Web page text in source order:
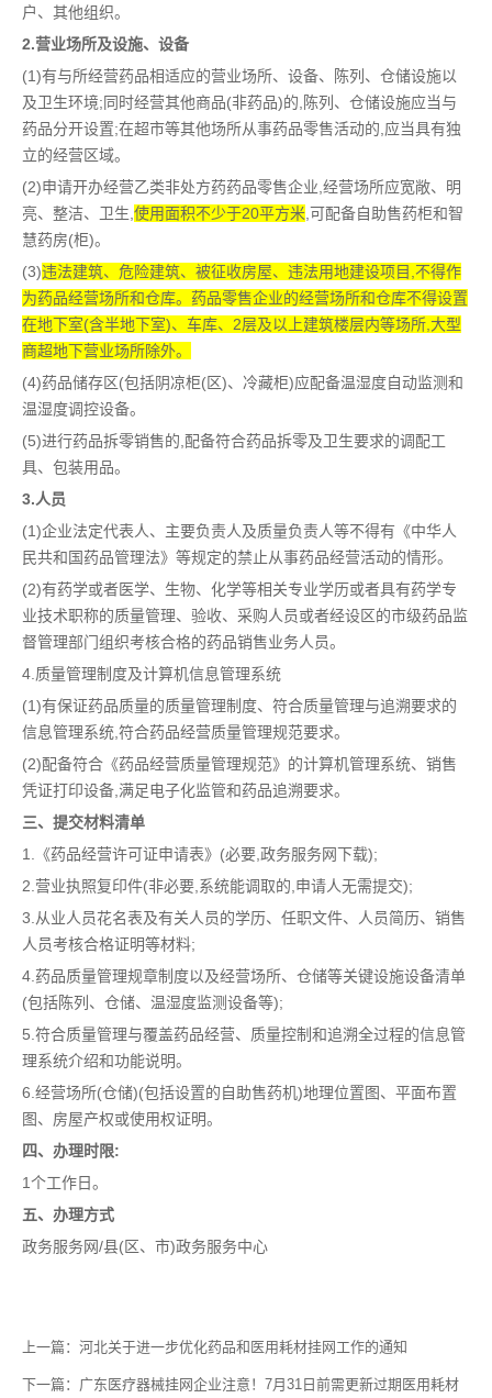
户、其他组织。
2.营业场所及设施、设备
(1)有与所经营药品相适应的营业场所、设备、陈列、仓储设施以
及卫生环境;同时经营其他商品(非药品)的,陈列、仓储设施应当与
药品分开设置;在超市等其他场所从事药品零售活动的,应当具有独
立的经营区域。
(2)申请开办经营乙类非处方药药品零售企业,经营场所应宽敞、明
亮、整洁、卫生,使用面积不少于20平方米,可配备自助售药柜和智
慧药房(柜)。
(3)违法建筑、危险建筑、被征收房屋、违法用地建设项目,不得作
为药品经营场所和仓库。药品零售企业的经营场所和仓库不得设置
在地下室(含半地下室)、车库、2层及以上建筑楼层内等场所,大型
商超地下营业场所除外。
(4)药品储存区(包括阴凉柜(区)、冷藏柜)应配备温湿度自动监测和
温湿度调控设备。
(5)进行药品拆零销售的,配备符合药品拆零及卫生要求的调配工
具、包装用品。
3.人员
(1)企业法定代表人、主要负责人及质量负责人等不得有《中华人
民共和国药品管理法》等规定的禁止从事药品经营活动的情形。
(2)有药学或者医学、生物、化学等相关专业学历或者具有药学专
业技术职称的质量管理、验收、采购人员或者经设区的市级药品监
督管理部门组织考核合格的药品销售业务人员。
4.质量管理制度及计算机信息管理系统
(1)有保证药品质量的质量管理制度、符合质量管理与追溯要求的
信息管理系统,符合药品经营质量管理规范要求。
(2)配备符合《药品经营质量管理规范》的计算机管理系统、销售
凭证打印设备,满足电子化监管和药品追溯要求。
三、提交材料清单
1.《药品经营许可证申请表》(必要,政务服务网下载);
2.营业执照复印件(非必要,系统能调取的,申请人无需提交);
3.从业人员花名表及有关人员的学历、任职文件、人员简历、销售
人员考核合格证明等材料;
4.药品质量管理规章制度以及经营场所、仓储等关键设施设备清单
(包括陈列、仓储、温湿度监测设备等);
5.符合质量管理与覆盖药品经营、质量控制和追溯全过程的信息管
理系统介绍和功能说明。
6.经营场所(仓储)(包括设置的自助售药机)地理位置图、平面布置
图、房屋产权或使用权证明。
四、办理时限:
1个工作日。
五、办理方式
政务服务网/县(区、市)政务服务中心
上一篇： 河北关于进一步优化药品和医用耗材挂网工作的通知
下一篇： 广东医疗器械挂网企业注意！7月31日前需更新过期医用耗材